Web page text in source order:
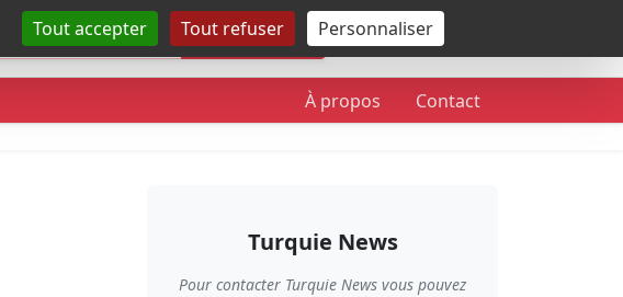
Tout accepter Tout refuser Personnaliser
Rechercher
À propos Contact
Turquie News
Pour contacter Turquie News vous pouvez